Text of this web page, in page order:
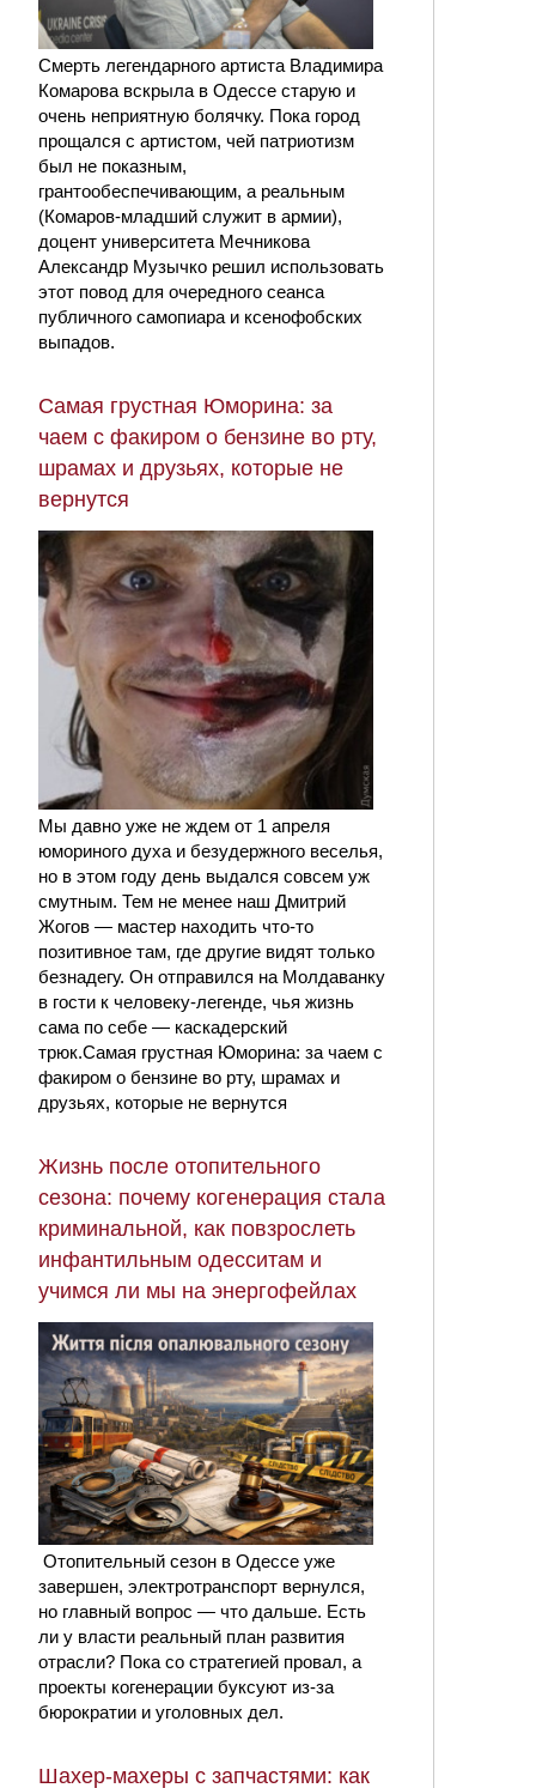
Смерть легендарного артиста Владимира
Комарова вскрыла в Одессе старую и
очень неприятную болячку. Пока город
прощался с артистом, чей патриотизм
был не показным,
грантообеспечивающим, а реальным
(Комаров-младший служит в армии),
доцент университета Мечникова
Александр Музычко решил использовать
этот повод для очередного сеанса
публичного самопиара и ксенофобских
выпадов.
Самая грустная Юморина: за
чаем с факиром о бензине во рту,
шрамах и друзьях, которые не
вернутся
Мы давно уже не ждем от 1 апреля
юмориного духа и безудержного веселья,
но в этом году день выдался совсем уж
смутным. Тем не менее наш Дмитрий
Жогов — мастер находить что-то
позитивное там, где другие видят только
безнадегу. Он отправился на Молдаванку
в гости к человеку-легенде, чья жизнь
сама по себе — каскадерский
трюк.Самая грустная Юморина: за чаем с
факиром о бензине во рту, шрамах и
друзьях, которые не вернутся
Жизнь после отопительного
сезона: почему когенерация стала
криминальной, как повзрослеть
инфантильным одесситам и
учимся ли мы на энергофейлах
Отопительный сезон в Одессе уже
завершен, электротранспорт вернулся,
но главный вопрос — что дальше. Есть
ли у власти реальный план развития
отрасли? Пока со стратегией провал, а
проекты когенерации буксуют из-за
бюрократии и уголовных дел.
Шахер-махеры с запчастями: как